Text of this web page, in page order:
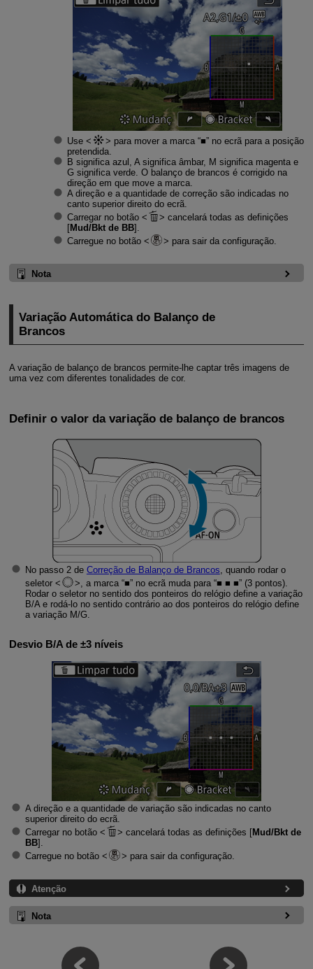
Use
para mover a marca “■” no ecrã para a posição
pretendida.
B significa azul, A significa âmbar, M significa magenta e
G significa verde. O balanço de brancos é corrigido na
direção em que move a marca.
A direção e a quantidade de correção são indicadas no
canto superior direito do ecrã.
Carregar no botão
cancelará todas as definições
[Mud/Bkt de BB].
Carregue no botão
para sair da configuração.
Nota
Variação Automática do Balanço de
Brancos
A variação de balanço de brancos permite-lhe captar três imagens de
uma vez com diferentes tonalidades de cor.
Definir o valor da variação de balanço de brancos
No passo 2 de Correção de Balanço de Brancos, quando rodar o
seletor
, a marca “■” no ecrã muda para “■ ■ ■” (3 pontos).
Rodar o seletor no sentido dos ponteiros do relógio define a variação
B/A e rodá-lo no sentido contrário ao dos ponteiros do relógio define
a variação M/G.
Desvio B/A de ±3 níveis
A direção e a quantidade de variação são indicadas no canto
superior direito do ecrã.
Carregar no botão
cancelará todas as definições [Mud/Bkt de
BB].
Carregue no botão
para sair da configuração.
Atenção
Nota